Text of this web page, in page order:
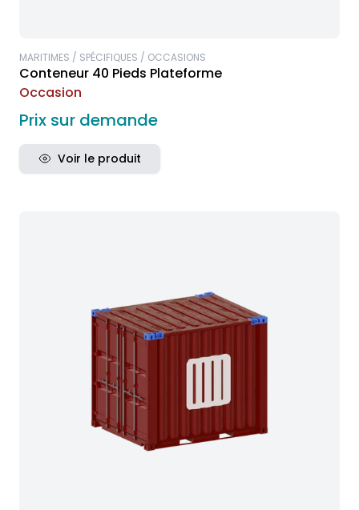
MARITIMES / SPÉCIFIQUES / OCCASIONS
Conteneur 40 Pieds Plateforme
Occasion
Prix sur demande
Voir le produit